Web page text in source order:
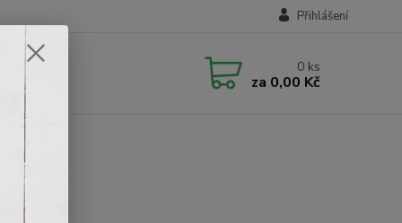
Přihlášení
0 ks
za 0,00 Kč